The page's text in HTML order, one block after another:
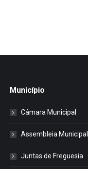
Município
Câmara Municipal
Assembleia Municipal
Juntas de Freguesia